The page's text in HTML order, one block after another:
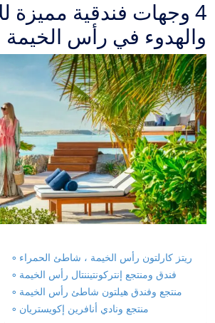
4 وجهات فندقية مميزة
والهدوء في رأس الخيمة
ريتز كارلتون رأس الخيمة ، شاطئ الحمراء
فندق ومنتجع إنتركونتيننتال رأس الخيمة